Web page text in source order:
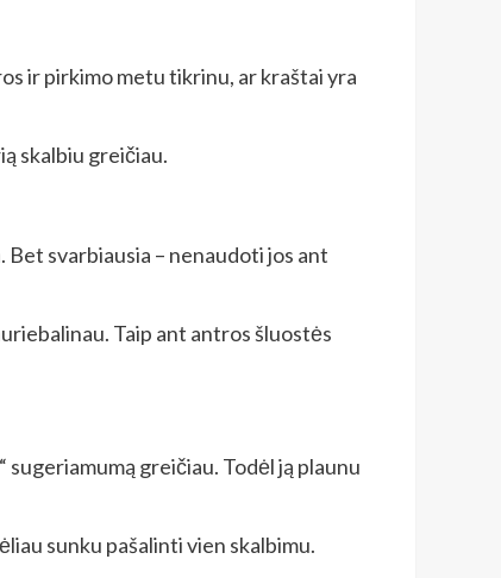
ir pirkimo metu tikrinu, ar kraštai yra
skalbiu greičiau.
svarbiausia – nenaudoti jos ant
Taip ant antros šluostės
greičiau. Todėl ją plaunu
sunku pašalinti vien skalbimu.